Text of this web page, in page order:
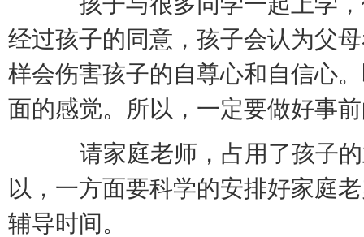
经过孩子的同意，孩子会认为父
样会伤害孩子的自尊心和自信心
面的感觉。所以，一定要做好事
请家庭老师，占用了孩子的
以，一方面要科学的安排好家庭
辅导时间。